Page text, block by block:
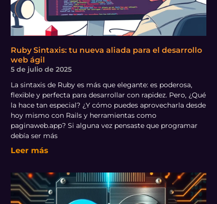
Ruby Sintaxis: tu nueva aliada para el desarrollo
web ágil
5 de julio de 2025
La sintaxis de Ruby es más que elegante: es poderosa,
flexible y perfecta para desarrollar con rapidez. Pero, ¿Qué
la hace tan especial? ¿Y cómo puedes aprovecharla desde
hoy mismo con Rails y herramientas como
paginaweb.app? Si alguna vez pensaste que programar
debía ser más
Leer más